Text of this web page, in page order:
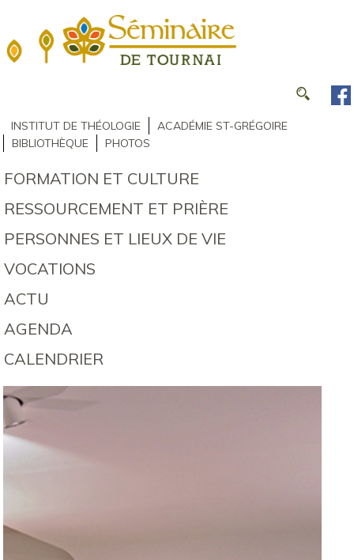
INSTITUT DE THÉOLOGIE
ACADÉMIE ST-GRÉGOIRE
BIBLIOTHÈQUE
PHOTOS
FORMATION ET CULTURE
RESSOURCEMENT ET PRIÈRE
PERSONNES ET LIEUX DE VIE
VOCATIONS
ACTU
AGENDA
CALENDRIER